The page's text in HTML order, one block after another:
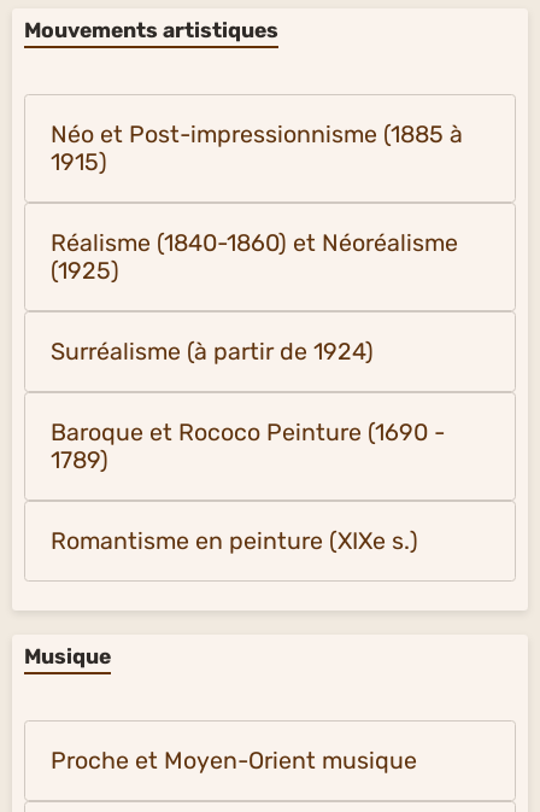
Mouvements artistiques
Néo et Post-impressionnisme (1885 à
1915)
Réalisme (1840-1860) et Néoréalisme
(1925)
Surréalisme (à partir de 1924)
Baroque et Rococo Peinture (1690 -
1789)
Romantisme en peinture (XIXe s.)
Musique
Proche et Moyen-Orient musique